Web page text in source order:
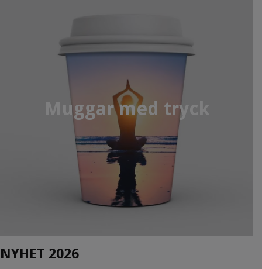
Muggar med tryck
NYHET 2026